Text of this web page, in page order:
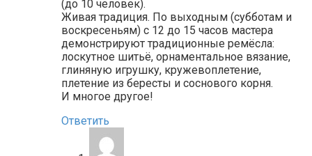
(до 10 человек).
Живая традиция. По выходным (субботам и
воскресеньям) с 12 до 15 часов мастера
демонстрируют традиционные ремёсла:
лоскутное шитьё, орнаментальное вязание,
глиняную игрушку, кружевоплетение,
плетение из бересты и соснового корня.
И многое другое!
Ответить